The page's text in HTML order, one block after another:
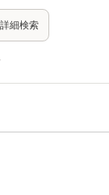
詳細検索